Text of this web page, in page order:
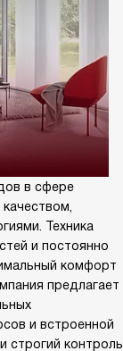
в сфере
Техника
и постоянно
комфорт
предлагает
и встроенной
строгий контроль